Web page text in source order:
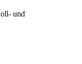
und